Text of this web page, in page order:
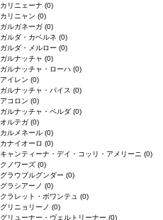
カリニェーナ (0)
カリニャン (0)
ガルガネーガ (0)
ガルダ・カベルネ (0)
ガルダ・メルロー (0)
ガルナッチャ (0)
ガルナッチャ・ローハ (0)
アイレン (0)
ガルナッチャ・パイス (0)
アコロン (0)
ガルナッチャ・ペルダ (0)
オルテガ (0)
カルメネール (0)
カナイオーロ (0)
キャンティーナ・デイ・コッリ・アメリーニ (0)
クノワーズ (0)
グラウブルグンダー (0)
グラシアーノ (0)
クラレット・ボワンテュ (0)
グリニョリーノ (0)
グリューナー・ヴェルトリーナー (0)